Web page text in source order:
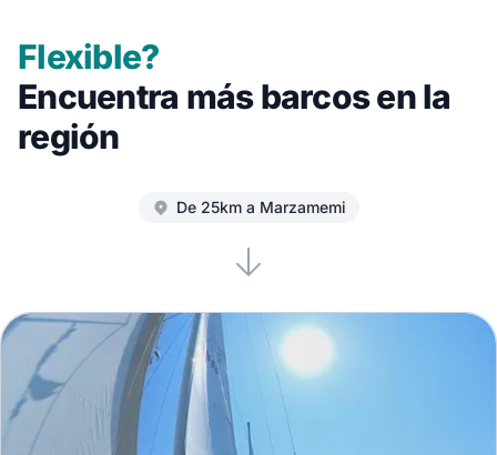
Flexible?
Encuentra más barcos en la
región
De 25km a Marzamemi